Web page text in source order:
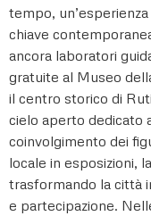
tempo,
chiave
ancora laboratori
gratuite al Museo
il centro storico di
cielo aperto dedicato
coinvolgimento dei
locale in esposizioni,
trasformando la città
e partecipazione.